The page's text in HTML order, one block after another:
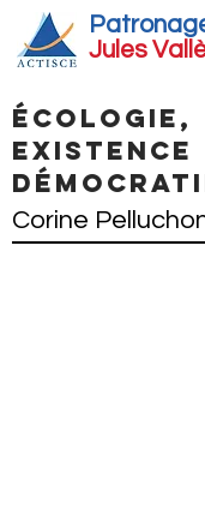
Jules
Écologie,
existence
Corine